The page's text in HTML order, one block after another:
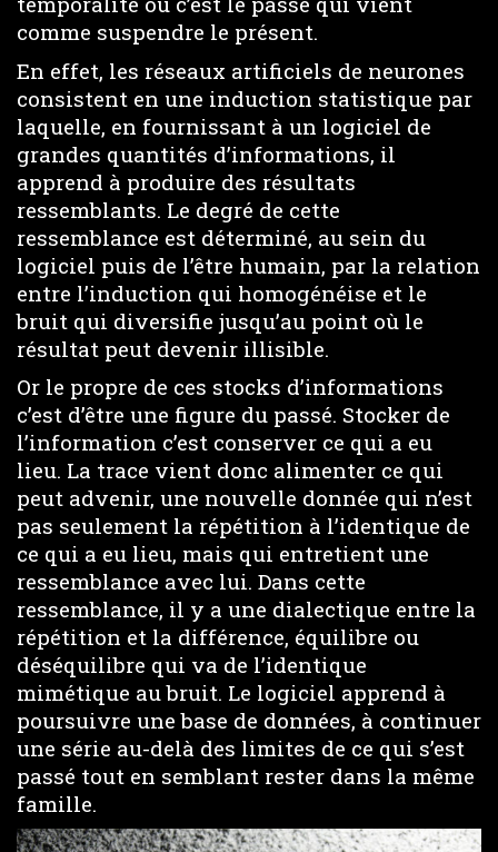
comme suspendre le présent.
En effet, les réseaux artificiels de neurones
consistent en une induction statistique par
laquelle, en fournissant à un logiciel de
grandes quantités d’informations, il
apprend à produire des résultats
ressemblants. Le degré de cette
ressemblance est déterminé, au sein du
logiciel puis de l’être humain, par la relation
entre l’induction qui homogénéise et le
bruit qui diversifie jusqu’au point où le
résultat peut devenir illisible.
Or le propre de ces stocks d’informations
c’est d’être une figure du passé. Stocker de
l’information c’est conserver ce qui a eu
lieu. La trace vient donc alimenter ce qui
peut advenir, une nouvelle donnée qui n’est
pas seulement la répétition à l’identique de
ce qui a eu lieu, mais qui entretient une
ressemblance avec lui. Dans cette
ressemblance, il y a une dialectique entre la
répétition et la différence, équilibre ou
déséquilibre qui va de l’identique
mimétique au bruit. Le logiciel apprend à
poursuivre une base de données, à continuer
une série au-delà des limites de ce qui s’est
passé tout en semblant rester dans la même
famille.